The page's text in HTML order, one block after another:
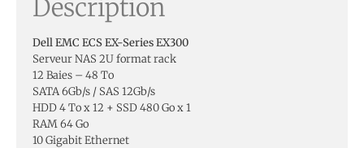
Description
Dell EMC ECS EX-Series EX300
Serveur NAS 2U format rack
12 Baies – 48 To
SATA 6Gb/s / SAS 12Gb/s
HDD 4 To x 12 + SSD 480 Go x 1
RAM 64 Go
10 Gigabit Ethernet